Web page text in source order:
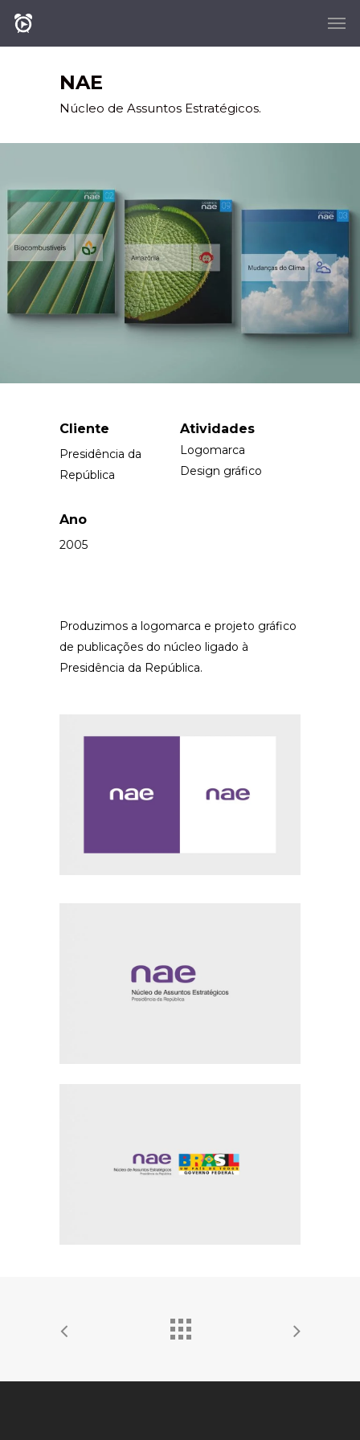
NAE
Núcleo de Assuntos Estratégicos.
Cliente
Presidência da
República
Ano
2005
Atividades
Logomarca
Design gráfico
Produzimos a logomarca e projeto gráfico
de publicações do núcleo ligado à
Presidência da República.